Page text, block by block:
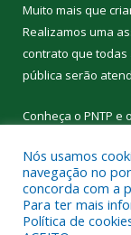
Muito mais que
Realizamos uma
contrato que todas
pública serão
Conheça o PNTP e o
Todos os
Nós usamos
navegação no
concorda com a
Para ter mais
Política de